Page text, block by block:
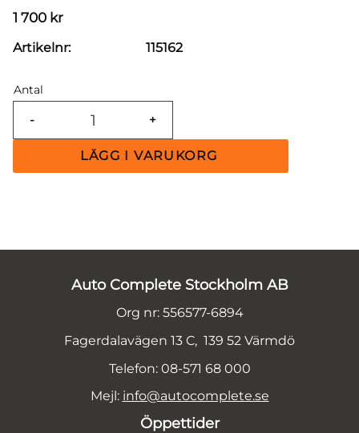
1 700 kr
Antal
+
-
Artikelnr 115162
Auto Complete Stockholm AB
Org nr: 556577-6894
Fagerdalavägen 13 C, 139 52 Värmdö
Telefon: 08-571 68 000
Mejl: info@autocomplete.se
Öppettider